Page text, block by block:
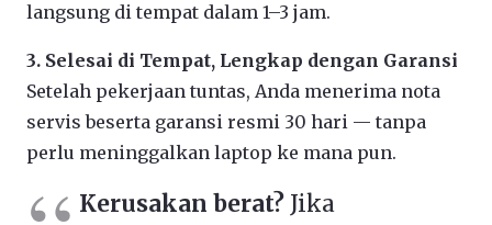
langsung di tempat dalam 1–3 jam.
3. Selesai di Tempat, Lengkap dengan Garansi
Setelah pekerjaan tuntas, Anda menerima nota
servis beserta garansi resmi 30 hari — tanpa
perlu meninggalkan laptop ke mana pun.
Kerusakan berat? Jika